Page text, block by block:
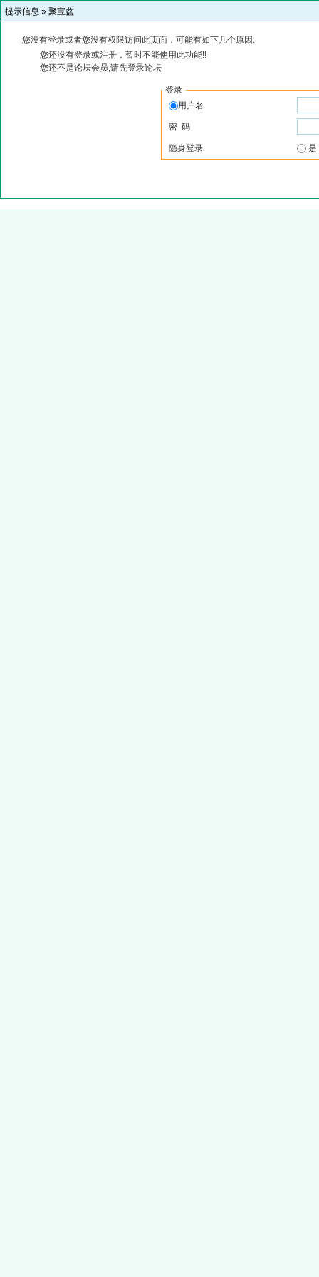
提示信息 » 聚宝盆
您没有登录或者您没有权限访问此页面，可能有如下几个原因:
您还没有登录或注册，暂时不能使用此功能!!
您还不是论坛会员,请先登录论坛
登录
用户名
密 码
隐身登录